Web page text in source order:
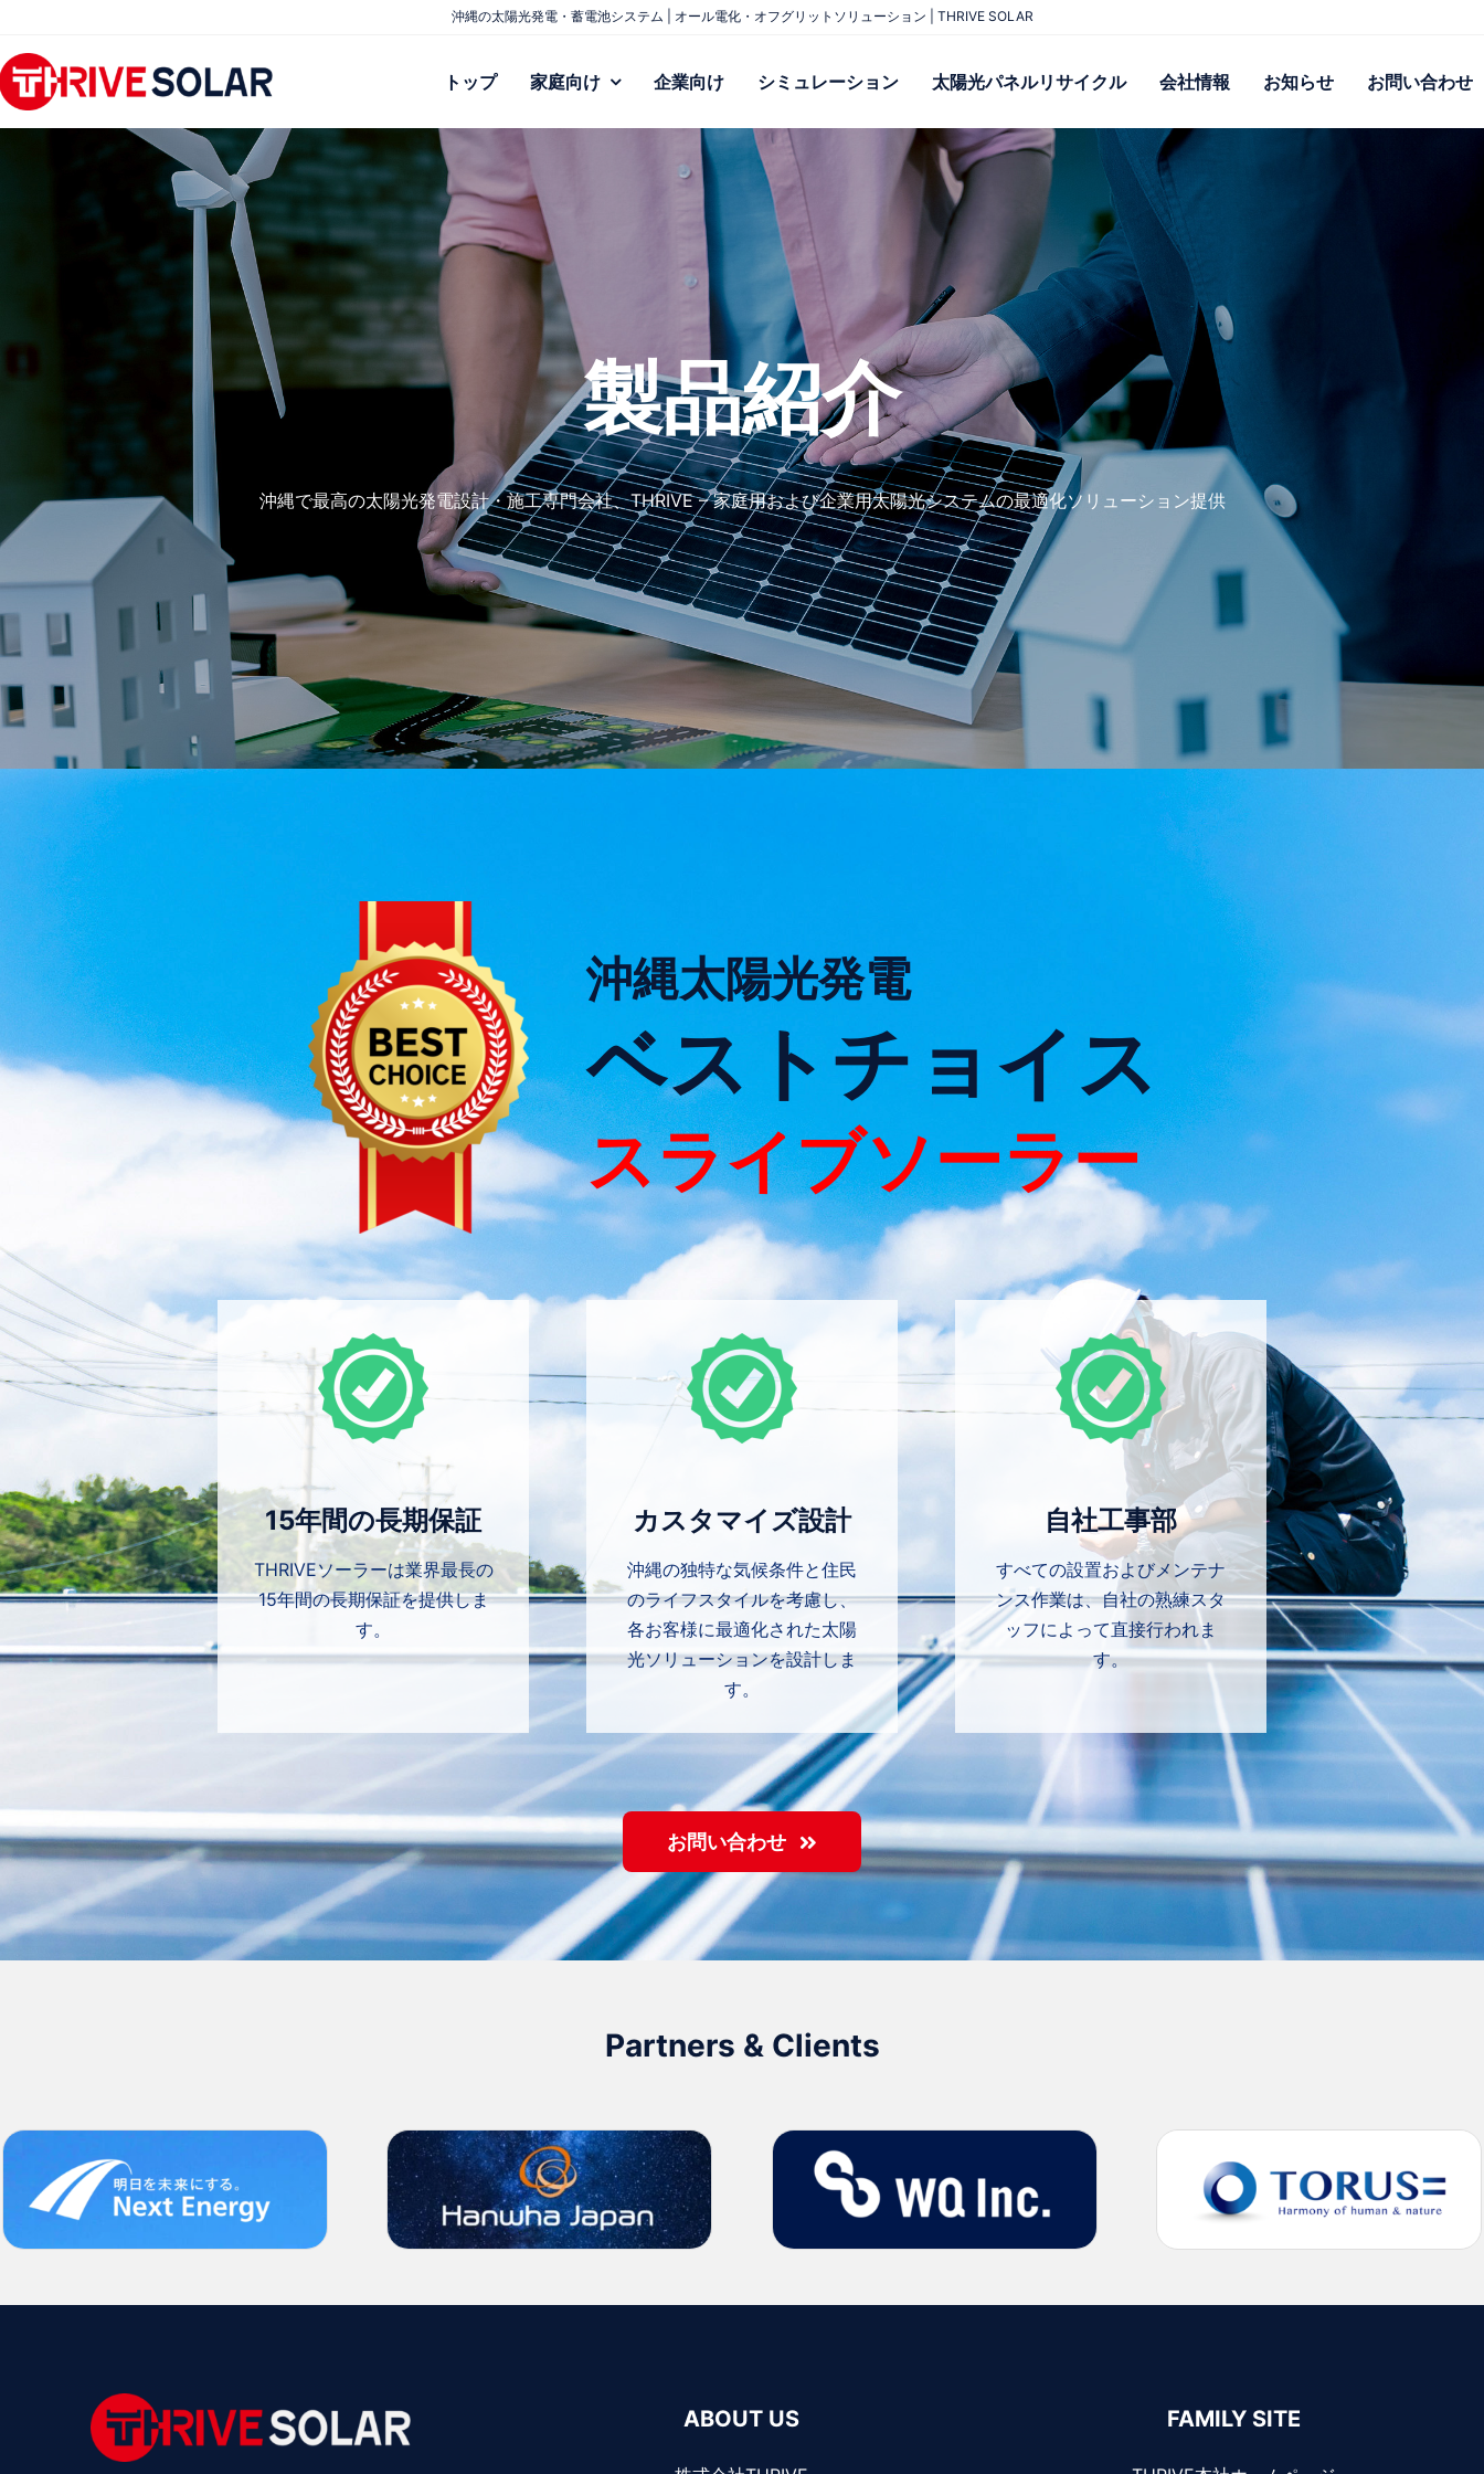
content
沖縄の太陽光発電・蓄電池システム | オール電化・オフグリットソリューション | THRIVE SOLAR
トップ 家庭向け 企業向け シミュレーション 太陽光パネルリサイクル 会社情報 お知らせ お問い合わせ
製品紹介
沖縄で最高の太陽光発電設計・施工専門会社、THRIVE – 家庭用および企業用太陽光システムの最適化ソリューション提供
沖縄太陽光発電
ベストチョイス
スライブソーラー
15年間の長期保証
THRIVEソーラーは業界最長の
15年間の長期保証を提供しま
す。
カスタマイズ設計
沖縄の独特な気候条件と住民
のライフスタイルを考慮し、
各お客様に最適化された太陽
光ソリューションを設計しま
す。
自社工事部
すべての設置およびメンテナ
ンス作業は、自社の熟練スタ
ッフによって直接行われま
す。
お問い合わせ
Partners & Clients
ABOUT US FAMILY SITE